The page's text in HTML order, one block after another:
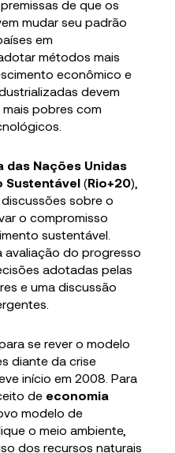
de que os
mudar seu padrão
em
métodos mais
econômico e
devem
pobres com
das Nações Unidas
Sustentável (Rio+20),
sobre o
o compromisso
sustentável.
avaliação do progresso
adotadas pelas
e uma discussão
se rever o modelo
diante da crise
início em 2008. Para
de economia
modelo de
o meio ambiente,
dos recursos naturais